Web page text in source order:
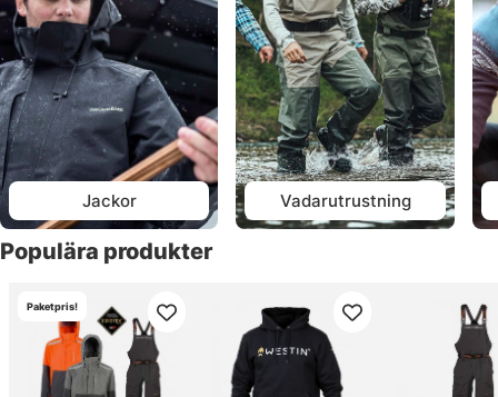
Jackor Vadarutrustning
Populära produkter
Paketpris!